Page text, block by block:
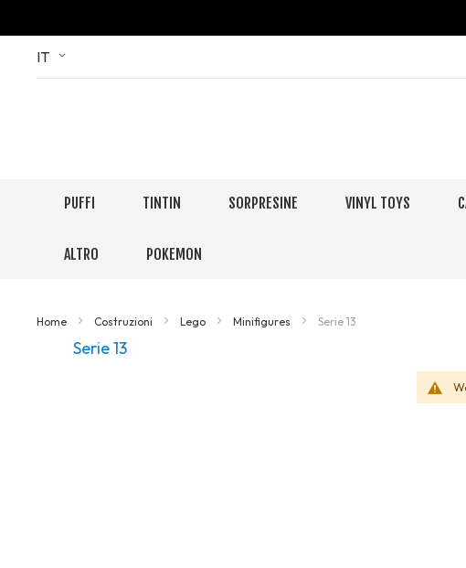
Skip
Language
IT
PUFFI TINTIN SORPRESINE VINYL TOYS
ALTRO POKEMON
Home Costruzioni Lego Minifigures Serie 13
Serie 13